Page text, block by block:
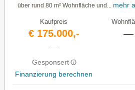
über rund 80 m² Wohnfläche und... mehr
Kaufpreis
€ 175.000,-
—
Gesponsert
Finanzierung berechnen
—